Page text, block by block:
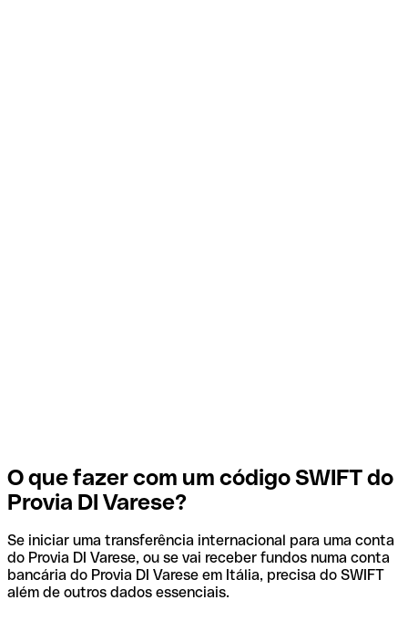
O que fazer com um código SWIFT do
Provia DI Varese?
Se iniciar uma transferência internacional para uma conta
do Provia DI Varese, ou se vai receber fundos numa conta
bancária do Provia DI Varese em Itália, precisa do SWIFT
além de outros dados essenciais.